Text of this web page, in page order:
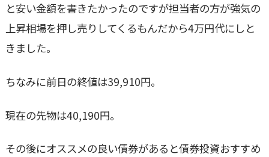
と安い金額を書きたかったのですが担当者の方が強気の
上昇相場を押し売りしてくるもんだから4万円代にしと
きました。
ちなみに前日の終値は39,910円。
現在の先物は40,190円。
その後にオススメの良い債券があると債券投資おすすめ